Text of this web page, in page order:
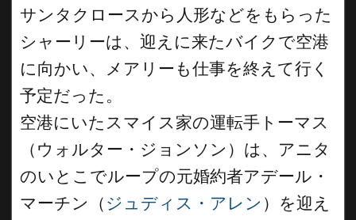
サンタクロースから人形などをもらった
シャーリーは、迎えに来たバイクで空港
に向かい、メアリーも仕事を終えて行く
予定だった。
空港にいたスマイス家の運転手トーマス
（ウォルター・ジョンソン）は、アニタ
のいとこでループの元婚約者アデール・
マーチン（ ジュディス・アレン ）を迎え